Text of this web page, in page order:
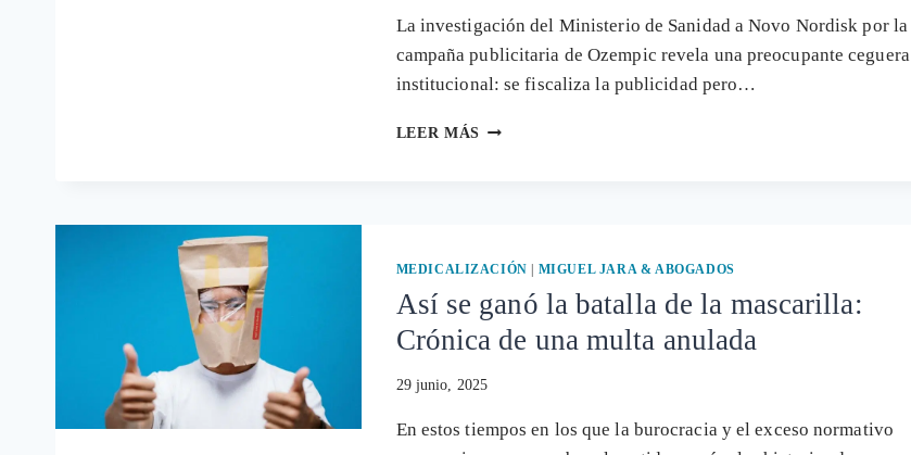
RESPIRATORIO
SINCITIAL
(VRS)
La investigación del Ministerio de Sanidad a Novo Nordisk por la
campaña publicitaria de Ozempic revela una preocupante ceguera
institucional: se fiscaliza la publicidad pero…
LEER MÁS LA
EL
DEL
MALESTAR
SUS
ADVERSOS
MEDICALIZACIÓN MIGUEL JARA & ABOGADOS
Así se ganó la batalla de la mascarilla:
Crónica de una multa anulada
29 junio, 2025
En estos tiempos en los que la burocracia y el exceso normativo